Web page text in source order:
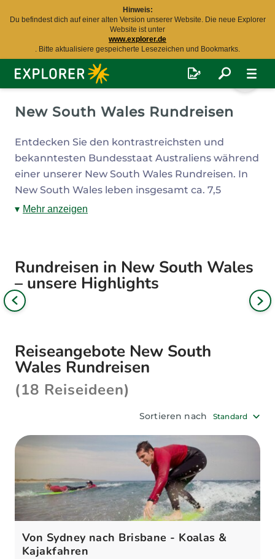
Hinweis:
Du befindest dich auf einer alten Version unserer Website. Die neue Explorer
Website ist unter
www.explorer.de
. Bitte aktualisiere gespeicherte Lesezeichen und Bookmarks.
Explorer
Fernreisen
New South Wales Rundreisen
Entdecken Sie den kontrastreichsten und
bekanntesten Bundesstaat Australiens während
einer unserer New South Wales Rundreisen. In
New South Wales leben insgesamt ca. 7,5
Millionen Einwohner. Highlights sind die
Entlang der Ostküste erwarten Sie zudem
interessante Städte, idyllische Ortschaften,
lange Surfstrände und kleine Nationalparks.
Mehr anzeigen
Rundreisen in New South Wales
– unsere Highlights
Reiseangebote New South
Wales Rundreisen
(18 Reiseideen)
Sortieren nach Standard
Von Sydney nach Brisbane - Koalas &
Kajakfahren